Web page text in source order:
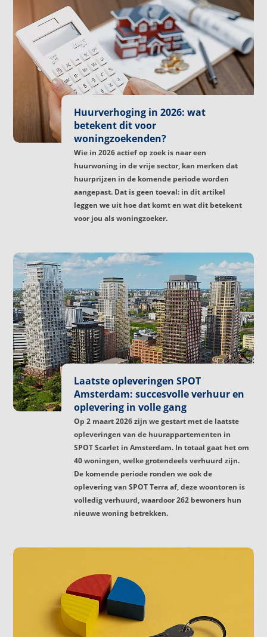
Huurverhoging in 2026: wat
betekent dit voor
woningzoekenden?
Wie in 2026 actief op zoek is naar een
huurwoning in de vrije sector, kan merken dat
huurprijzen in de komende periode worden
aangepast. Dat is geen toeval: in dit artikel
leggen we uit hoe dat komt en wat dit betekent
voor jou als woningzoeker.
Laatste opleveringen SPOT
Amsterdam: succesvolle verhuur en
oplevering in volle gang
Op 2 maart 2026 zijn we gestart met de laatste
opleveringen van de huurappartementen in
SPOT Scarlet in Amsterdam. In totaal gaat het om
40 woningen, welke grotendeels verhuurd zijn.
De komende periode ronden we ook de
oplevering van SPOT Terra af, deze woontoren is
volledig verhuurd, waardoor 262 bewoners hun
nieuwe woning betrekken.